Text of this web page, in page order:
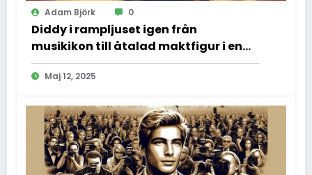
Adam Björk 0
Diddy i rampljuset igen från
musikikon till åtalad maktfigur i en
dramatisk rättssal
Maj 12, 2025